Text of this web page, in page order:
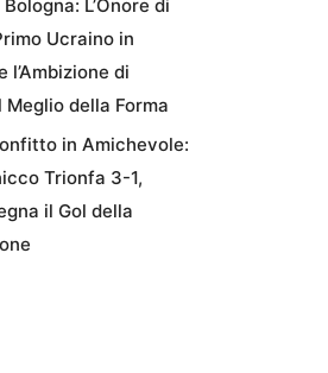
L’Onore di
Ucraino in
l’Ambizione di
Meglio della Forma
in Amichevole:
Trionfa 3-1,
il Gol della